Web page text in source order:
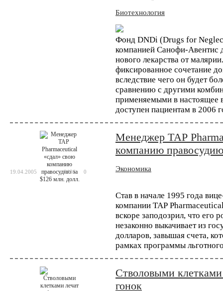
Биотехнология
Исследователи
вакцины от рака
Персонализированная медицина
каждого пациента в соответствии со
испытания позволяют надеяться, что
Биотехнология
Компания
секвенированию 2
Одна из крупнейших в мире
которого является компиляция
Биотехнология
Технологию CRISPR
устойчивости к ВИЧ
Китайские ученые применили
человека. Их работа, в которой метод
вторым исследованием, в котором метод
Биотехнология
Фонд DNDi (Drugs for
компанией Санофи-Авентис
нового лекарства от
фиксированное сочетание
вследствие чего он будет
сравнению с другими
применяемыми в настоящее
доступен пациентам в 2006
19.04.2005 2436 0
Менеджер ТАР
компанию
Экономика
Став в начале 1995 года
компании ТАР
вскоре заподозрил, что его
незаконно выкачивает из
долларов, завышая счета,
рамках программы
Стволовыми
гонок